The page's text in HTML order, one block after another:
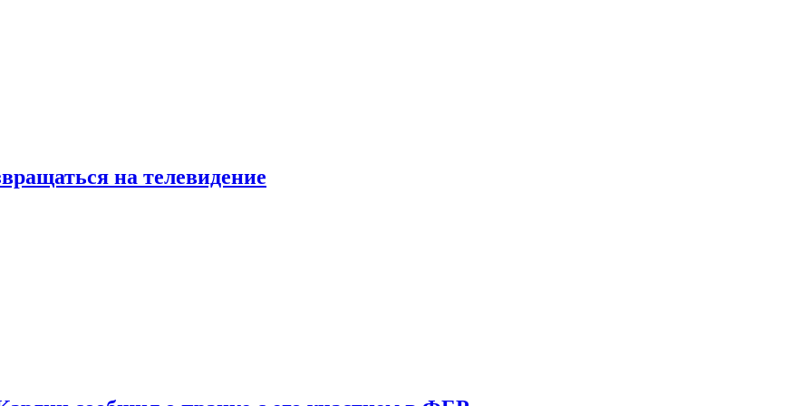
на телевидение